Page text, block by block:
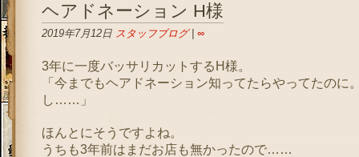
ヘアドネーション H様
2019年7月12日 スタッフブログ| ∞
3年に一度バッサリカットするH様。
「今までもヘアドネーション知ってたらやってたのに
し……」
ほんとにそうですよね。
うちも3年前はまだお店も無かったので……